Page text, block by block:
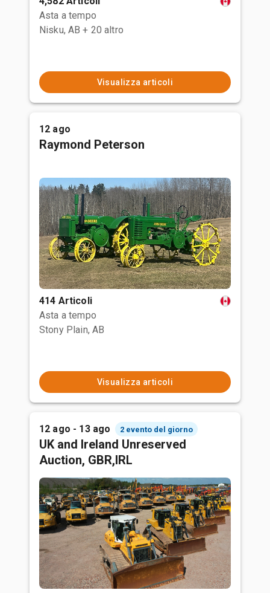
Asta a tempo
Nisku, AB + 20 altro
Visualizza articoli
12 ago
Raymond Peterson
414 Articoli
Asta a tempo
Stony Plain, AB
Visualizza articoli
12 ago - 13 ago 2 evento del giorno
UK and Ireland Unreserved
Auction, GBR,IRL